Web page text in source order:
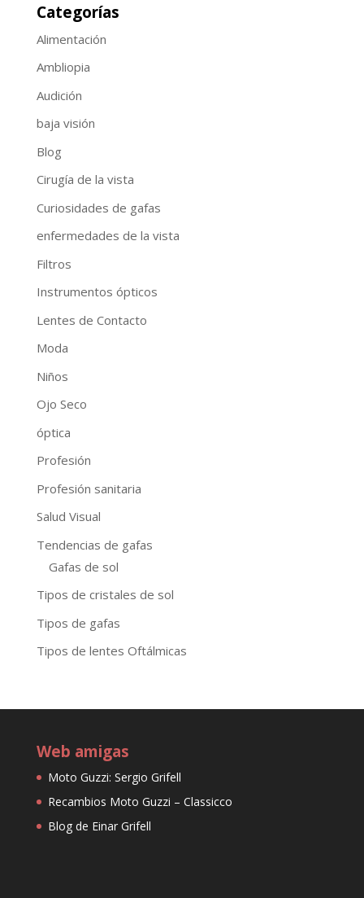
Categorías
Alimentación
Ambliopia
Audición
baja visión
Blog
Cirugía de la vista
Curiosidades de gafas
enfermedades de la vista
Filtros
Instrumentos ópticos
Lentes de Contacto
Moda
Niños
Ojo Seco
óptica
Profesión
Profesión sanitaria
Salud Visual
Tendencias de gafas
Gafas de sol
Tipos de cristales de sol
Tipos de gafas
Tipos de lentes Oftálmicas
Web amigas
Moto Guzzi: Sergio Grifell
Recambios Moto Guzzi – Classicco
Blog de Einar Grifell